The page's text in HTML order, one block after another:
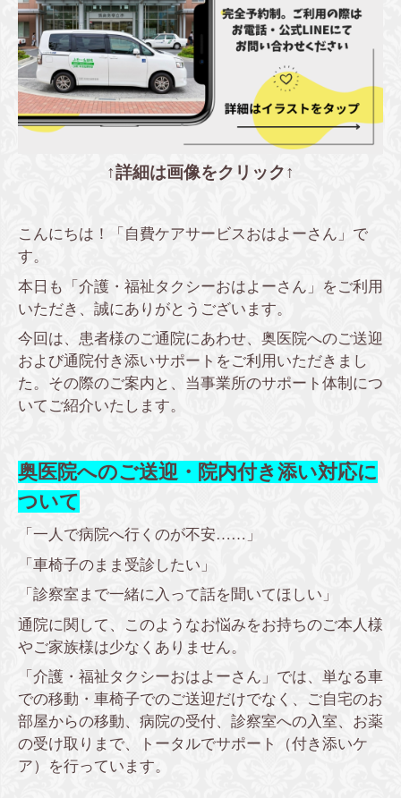
↑詳細は画像をクリック↑
こんにちは！「自費ケアサービスおはよーさん」で
す。
本日も「介護・福祉タクシーおはよーさん」をご利用
いただき、誠にありがとうございます。
今回は、患者様のご通院にあわせ、奥医院へのご送迎
および通院付き添いサポートをご利用いただきまし
た。その際のご案内と、当事業所のサポート体制につ
いてご紹介いたします。
奥医院へのご送迎・院内付き添い対応に
ついて
「一人で病院へ行くのが不安……」
「車椅子のまま受診したい」
「診察室まで一緒に入って話を聞いてほしい」
通院に関して、このようなお悩みをお持ちのご本人様
やご家族様は少なくありません。
「介護・福祉タクシーおはよーさん」では、単なる車
での移動・車椅子でのご送迎だけでなく、ご自宅のお
部屋からの移動、病院の受付、診察室への入室、お薬
の受け取りまで、トータルでサポート（付き添いケ
ア）を行っています。